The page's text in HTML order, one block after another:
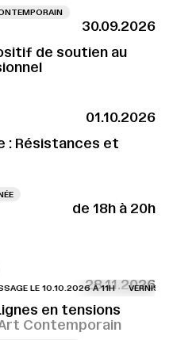
30.09.2026
de soutien au
01.10.2026
: Résistances et
de 18h à 20h
28.11.2026
LE 10.10.2026 À 11H VERNISSAGE
en tensions
Contemporain